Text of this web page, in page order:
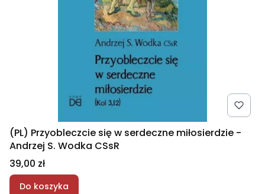
(PL) Przyobleczcie się w serdeczne miłosierdzie -
Andrzej S. Wodka CSsR
Cena
39,00 zł
Do koszyka